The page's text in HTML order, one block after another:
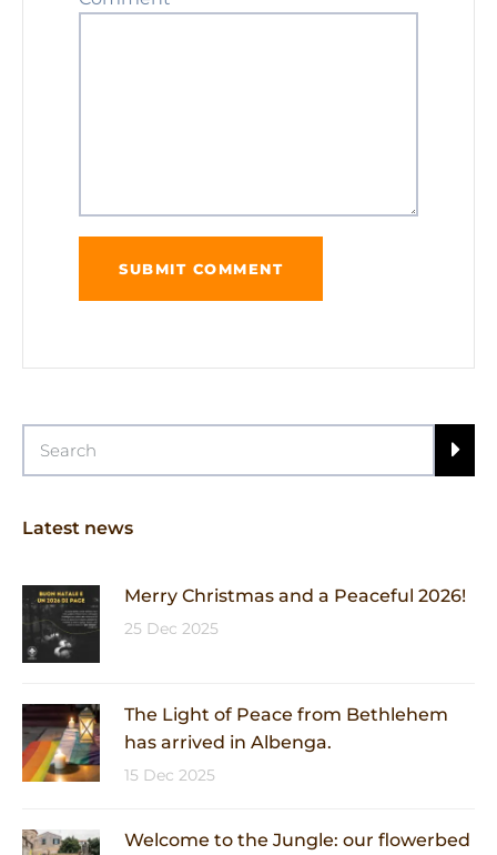
Latest news
Merry Christmas and a Peaceful 2026!
25 Dec 2025
The Light of Peace from Bethlehem
has arrived in Albenga.
15 Dec 2025
Welcome to the Jungle: our flowerbed